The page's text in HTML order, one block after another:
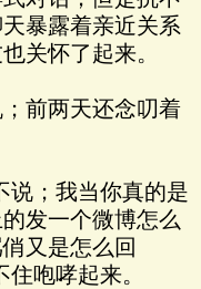
暴露着亲近关系
关怀了起来。
前两天还念叨着
说；我当你真的是
发一个微博怎么
又是怎么回
咆哮起来。